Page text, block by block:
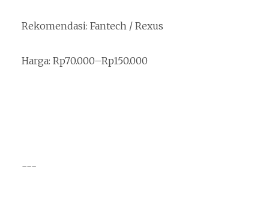
Rekomendasi: Fantech / Rexus
Harga: Rp70.000–Rp150.000
---